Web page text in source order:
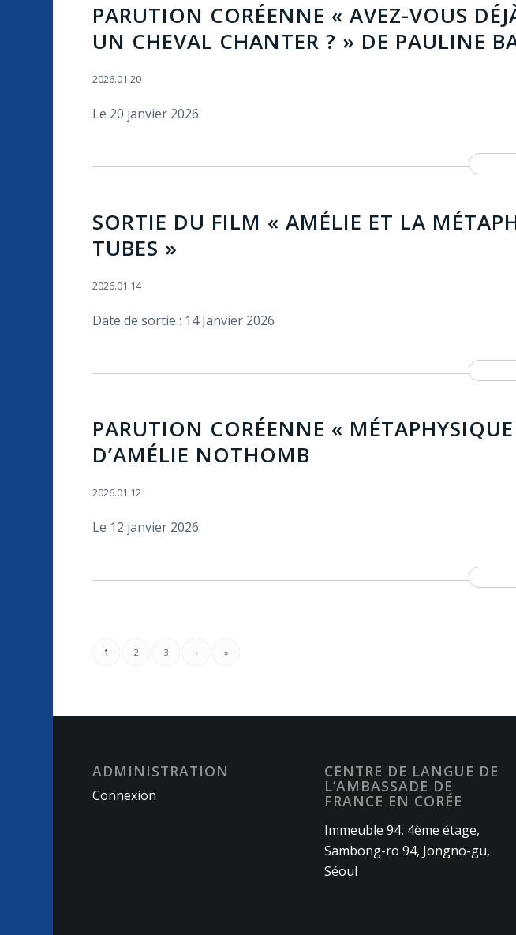
PARUTION CORÉENNE « AVEZ-VOUS
UN CHEVAL CHANTER ? » DE PAULINE
2026.01.20
Le 20 janvier 2026
SORTIE DU FILM « AMÉLIE ET LA
TUBES »
2026.01.14
Date de sortie : 14 Janvier 2026
PARUTION CORÉENNE «
D’AMÉLIE NOTHOMB
2026.01.12
Le 12 janvier 2026
1 2 3 › »
ADMINISTRATION
Connexion
CENTRE DE LANGUE DE
L’AMBASSADE DE
FRANCE EN CORÉE
Immeuble 94, 4ème étage,
Sambong-ro 94, Jongno-gu,
Séoul